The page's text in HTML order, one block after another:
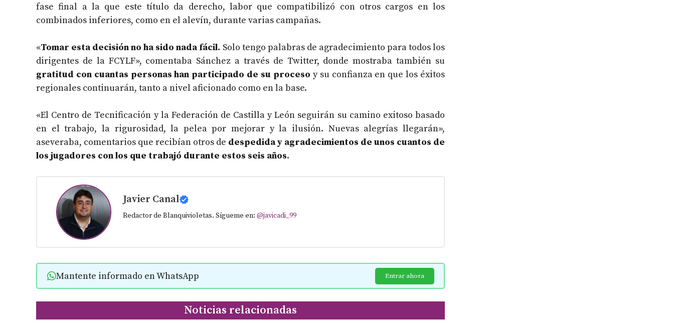
fase final a la que este título da derecho, labor que compatibilizó con otros cargos en los
combinados inferiores, como en el alevín, durante varias campañas.
«Tomar esta decisión no ha sido nada fácil. Solo tengo palabras de agradecimiento para todos los
dirigentes de la FCYLF», comentaba Sánchez a través de Twitter, donde mostraba también su
gratitud con cuantas personas han participado de su proceso y su confianza en que los éxitos
regionales continuarán, tanto a nivel aficionado como en la base.
«El Centro de Tecnificación y la Federación de Castilla y León seguirán su camino exitoso basado
en el trabajo, la rigurosidad, la pelea por mejorar y la ilusión. Nuevas alegrías llegarán»,
aseveraba, comentarios que recibían otros de despedida y agradecimientos de unos cuantos de
los jugadores con los que trabajó durante estos seis años.
Javier Canal
Redactor de Blanquivioletas. Sígueme en: @javicadi_99
Mantente informado en WhatsApp Entrar ahora
Noticias relacionadas